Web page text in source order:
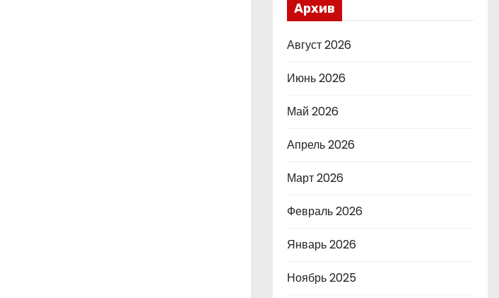
Архив
Август 2026
Июнь 2026
Май 2026
Апрель 2026
Март 2026
Февраль 2026
Январь 2026
Ноябрь 2025